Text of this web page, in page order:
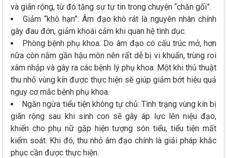
và giãn rộng, từ đó tăng sự tự tin trong chuyện “chăn gối”.
Giảm “khô hạn”: Âm đạo khô rát là nguyên nhân chính
gây đau đớn, giảm khoái cảm khi quan hệ tình dục.
Phòng bệnh phụ khoa: Do âm đạo có cấu trúc mở, hơn
nữa còn nằm gần hậu môn nên rất dễ bị vi khuẩn, trùng roi
xâm nhập và gây ra các bệnh lý phụ khoa. Một khi thủ thuật
thu nhỏ vùng kín được thực hiện sẽ giúp giảm bớt hiệu quả
nguy cơ mắc bệnh phụ khoa.
Ngăn ngừa tiểu tiện không tự chủ: Tình trạng vùng kín bị
giãn rộng sau khi sinh con sẽ gây áp lực lên niệu đạo,
khiến cho phụ nữ gặp hiện tượng són tiểu, tiểu tiện mất
kiểm soát. Khi đó, thu nhỏ âm đạo chính là giải pháp khắc
phục cần được thực hiện.